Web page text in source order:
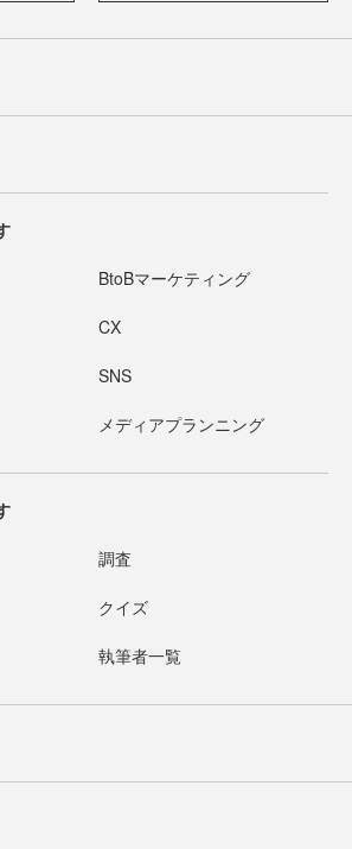
BtoBマーケティング
CX
SNS
メディアプランニング
調査
クイズ
執筆者一覧